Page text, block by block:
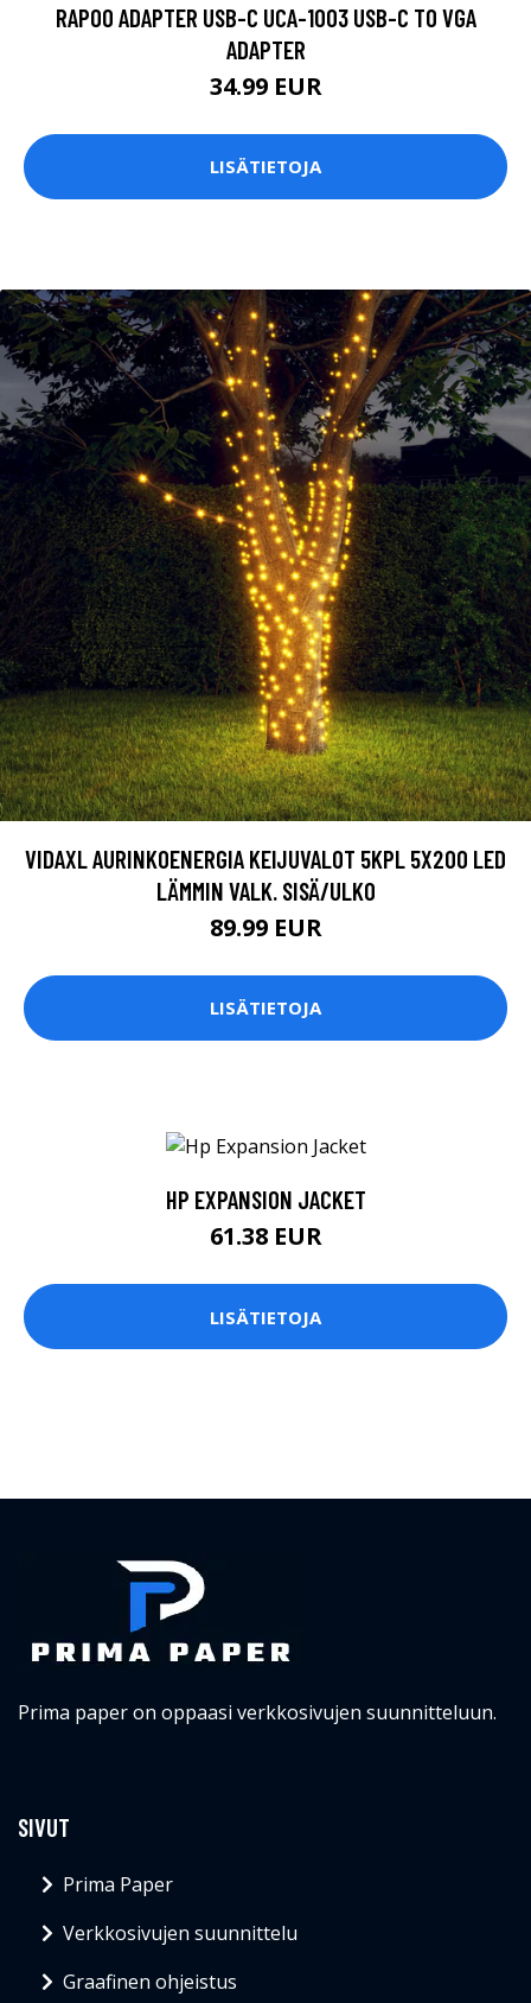
RAPOO ADAPTER USB-C UCA-1003 USB-C TO VGA
ADAPTER
34.99 EUR
LISÄTIETOJA
VIDAXL AURINKOENERGIA KEIJUVALOT 5KPL 5X200 LED
LÄMMIN VALK. SISÄ/ULKO
89.99 EUR
LISÄTIETOJA
HP EXPANSION JACKET
61.38 EUR
LISÄTIETOJA
Prima paper on oppaasi verkkosivujen suunnitteluun.
SIVUT
Prima Paper
Verkkosivujen suunnittelu
Graafinen ohjeistus